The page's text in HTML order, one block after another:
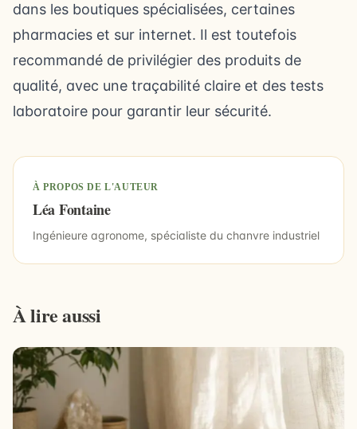
dans les boutiques spécialisées, certaines
pharmacies et sur internet. Il est toutefois
recommandé de privilégier des produits de
qualité, avec une traçabilité claire et des tests
laboratoire pour garantir leur sécurité.
À PROPOS DE L'AUTEUR
Léa Fontaine
Ingénieure agronome, spécialiste du chanvre industriel
À lire aussi